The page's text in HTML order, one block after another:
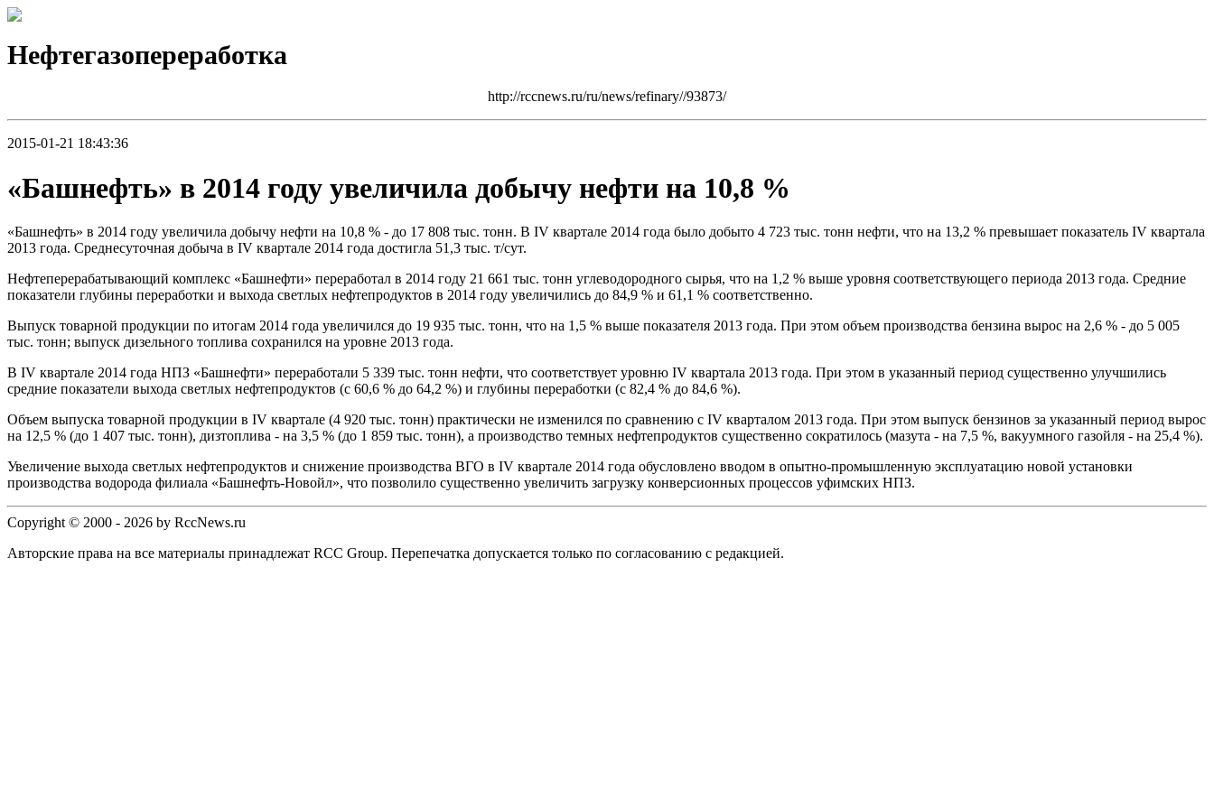
Нефтегазопереработка
http://rccnews.ru/ru/news/refinary//93873/
2015-01-21 18:43:36
«Башнефть» в 2014 году увеличила добычу нефти на 10,8 %
«Башнефть» в 2014 году увеличила добычу нефти на 10,8 % - до 17 808 тыс. тонн. В IV квартале 2014 года было добыто 4 723 тыс. тонн нефти, что на 13,2 % превышает показатель IV квартала
2013 года. Среднесуточная добыча в IV квартале 2014 года достигла 51,3 тыс. т/сут.
Нефтеперерабатывающий комплекс «Башнефти» переработал в 2014 году 21 661 тыс. тонн углеводородного сырья, что на 1,2 % выше уровня соответствующего периода 2013 года. Средние
показатели глубины переработки и выхода светлых нефтепродуктов в 2014 году увеличились до 84,9 % и 61,1 % соответственно.
Выпуск товарной продукции по итогам 2014 года увеличился до 19 935 тыс. тонн, что на 1,5 % выше показателя 2013 года. При этом объем производства бензина вырос на 2,6 % - до 5 005
тыс. тонн; выпуск дизельного топлива сохранился на уровне 2013 года.
В IV квартале 2014 года НПЗ «Башнефти» переработали 5 339 тыс. тонн нефти, что соответствует уровню IV квартала 2013 года. При этом в указанный период существенно улучшились
средние показатели выхода светлых нефтепродуктов (с 60,6 % до 64,2 %) и глубины переработки (с 82,4 % до 84,6 %).
Объем выпуска товарной продукции в IV квартале (4 920 тыс. тонн) практически не изменился по сравнению с IV кварталом 2013 года. При этом выпуск бензинов за указанный период вырос
на 12,5 % (до 1 407 тыс. тонн), дизтоплива - на 3,5 % (до 1 859 тыс. тонн), а производство темных нефтепродуктов существенно сократилось (мазута - на 7,5 %, вакуумного газойля - на 25,4 %).
Увеличение выхода светлых нефтепродуктов и снижение производства ВГО в IV квартале 2014 года обусловлено вводом в опытно-промышленную эксплуатацию новой установки
производства водорода филиала «Башнефть-Новойл», что позволило существенно увеличить загрузку конверсионных процессов уфимских НПЗ.
Copyright © 2000 - 2026 by RccNews.ru
Авторские права на все материалы принадлежат RCC Group. Перепечатка допускается только по согласованию с редакцией.